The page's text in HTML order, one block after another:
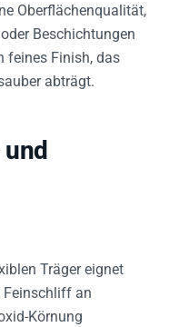
Oberflächenqualität,
Beschichtungen
feines Finish, das
abträgt.
Träger eignet
Feinschliff an
Körnung